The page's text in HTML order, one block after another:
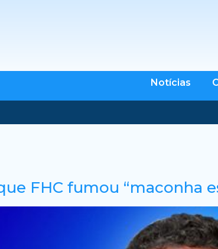
Notícias
FHC fumou “maconha